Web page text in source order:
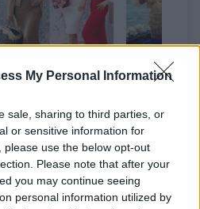
My Personal Information
sale, sharing to third parties, or
or sensitive information for
use the below opt-out
Please note that after your
you may continue seeing
personal information utilized by
ir
(1)
50-
pateikė